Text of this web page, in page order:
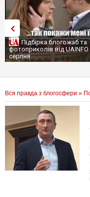
Підбірка блогожаб та
фотоприколів від UAINFO
серпня
Вся правда з блогосфери »